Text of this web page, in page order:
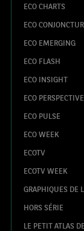
ECO CHARTS
ECO
ECO EMERGING
ECO FLASH
ECO INSIGHT
ECO
ECO PULSE
ECO WEEK
ECOTV
ECOTV WEEK
GRAPHIQUES DE
HORS SÉRIE
LE PETIT ATLAS